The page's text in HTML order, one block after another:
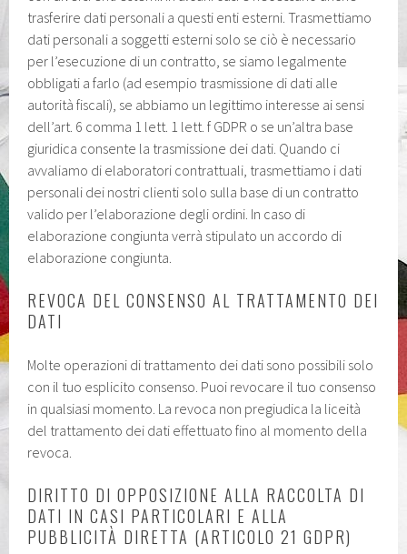
trasferire dati personali a questi enti esterni. Trasmettiamo
dati personali a soggetti esterni solo se ciò è necessario
per l’esecuzione di un contratto, se siamo legalmente
obbligati a farlo (ad esempio trasmissione di dati alle
autorità fiscali), se abbiamo un legittimo interesse ai sensi
dell’art. 6 comma 1 lett. 1 lett. f GDPR o se un’altra base
giuridica consente la trasmissione dei dati. Quando ci
avvaliamo di elaboratori contrattuali, trasmettiamo i dati
personali dei nostri clienti solo sulla base di un contratto
valido per l’elaborazione degli ordini. In caso di
elaborazione congiunta verrà stipulato un accordo di
elaborazione congiunta.
REVOCA DEL CONSENSO AL TRATTAMENTO DEI
DATI
Molte operazioni di trattamento dei dati sono possibili solo
con il tuo esplicito consenso. Puoi revocare il tuo consenso
in qualsiasi momento. La revoca non pregiudica la liceità
del trattamento dei dati effettuato fino al momento della
revoca.
DIRITTO DI OPPOSIZIONE ALLA RACCOLTA DI
DATI IN CASI PARTICOLARI E ALLA
PUBBLICITÀ DIRETTA (ARTICOLO 21 GDPR)